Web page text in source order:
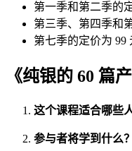
第一季和第二季的
第三季、第四季和
第七季的定价为 99
《纯银的 60 篇
这个课程适合哪些人
参与者将学到什么？